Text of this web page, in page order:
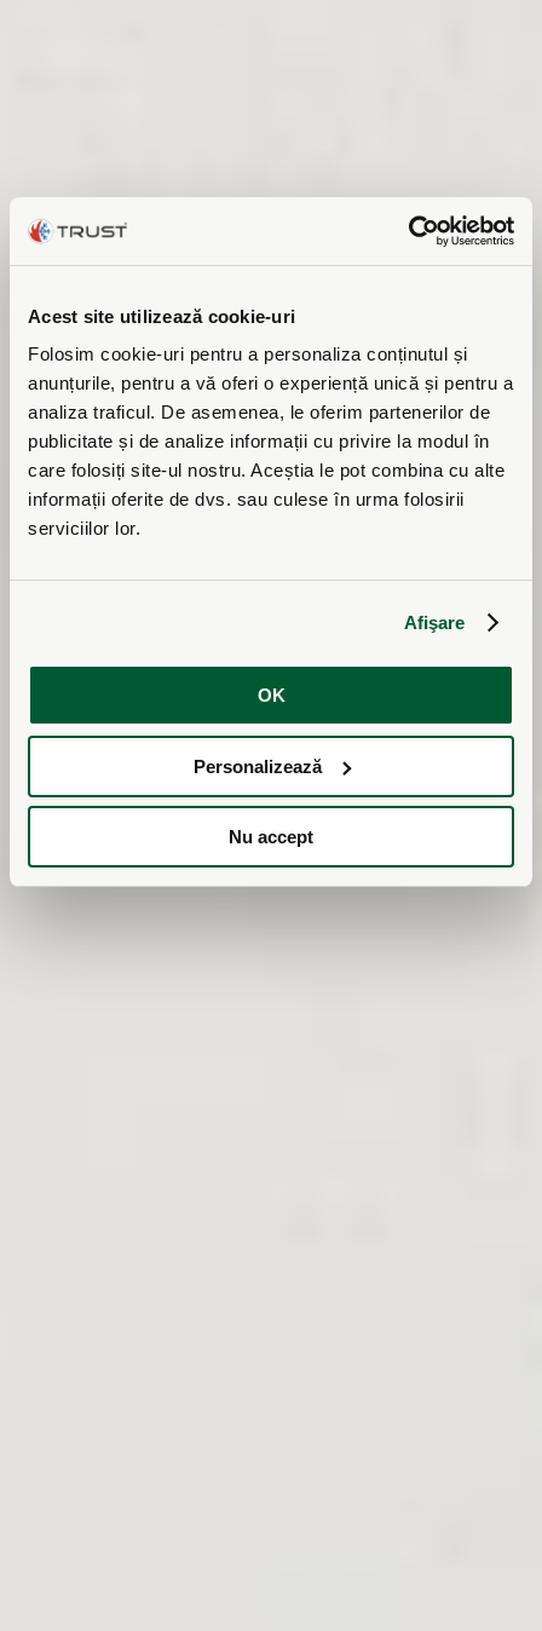
Acest site utilizează cookie-uri
Folosim cookie-uri pentru a personaliza conținutul și
anunțurile, pentru a vă oferi o experiență unică și pentru a
analiza traficul. De asemenea, le oferim partenerilor de
publicitate și de analize informații cu privire la modul în
care folosiți site-ul nostru. Aceștia le pot combina cu alte
informații oferite de dvs. sau culese în urma folosirii
serviciilor lor.
Afişare
OK
Personalizează
Nu accept
Filtrarea
electrostatica a
aerului SABIANA
Crystall